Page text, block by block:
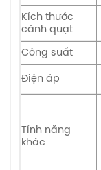
Kích thước
cánh quạt
Công suất
Điện áp
Tính năng
khác